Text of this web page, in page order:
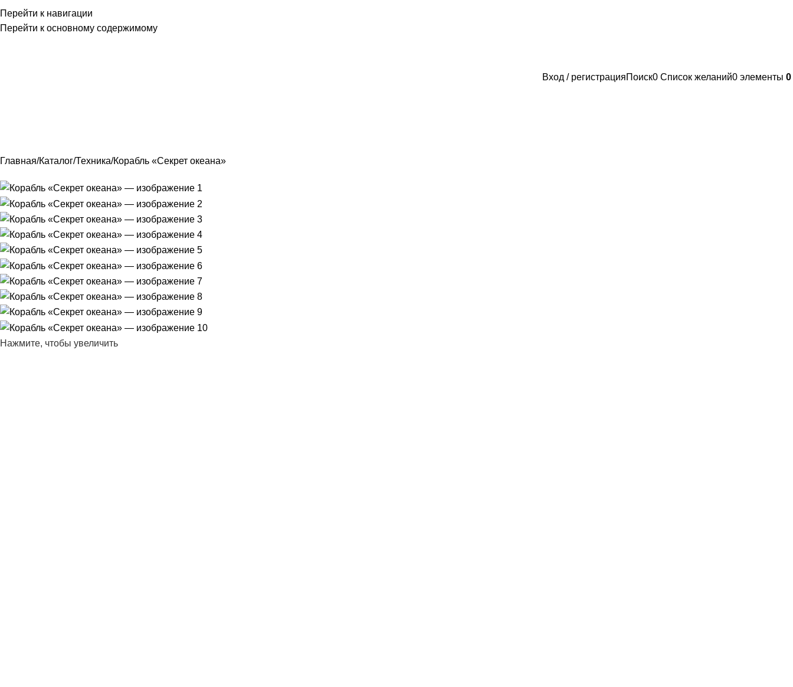
Перейти к навигации
Перейти к основному содержимому
Вход / регистрацияПоиск0 Список желаний0 элементы 0
Главная Каталог Техника Корабль «Секрет океана»
Нажмите, чтобы увеличить